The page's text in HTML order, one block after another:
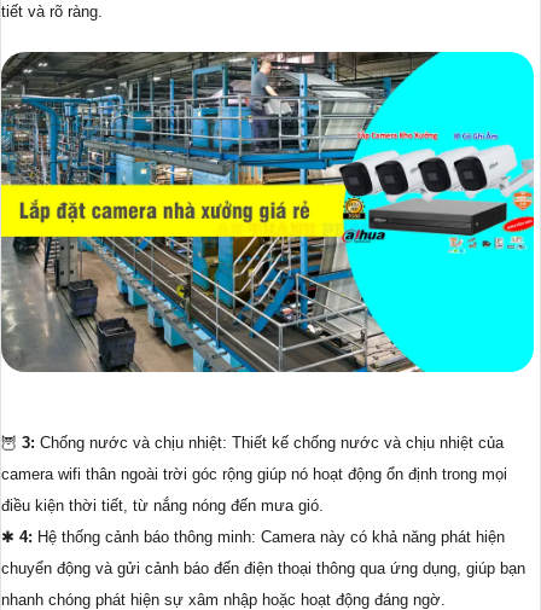
tiết và rõ ràng.
🦉 3: Chống nước và chịu nhiệt: Thiết kế chống nước và chịu nhiệt của
camera wifi thân ngoài trời góc rộng giúp nó hoạt động ổn định trong mọi
điều kiện thời tiết, từ nắng nóng đến mưa gió.
✱ 4: Hệ thống cảnh báo thông minh: Camera này có khả năng phát hiện
chuyển động và gửi cảnh báo đến điện thoại thông qua ứng dụng, giúp bạn
nhanh chóng phát hiện sự xâm nhập hoặc hoạt động đáng ngờ.